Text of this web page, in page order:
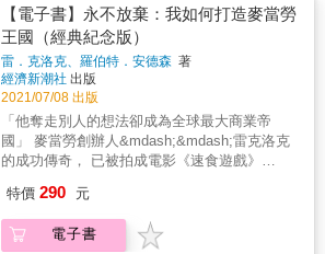
鍵點，將會面臨維持現狀或擴大規模的問題。
若企業無法順利完成交班，必然面臨衰敗的風
險。可於本書17間企業中，看見對產業定位、
關鍵技術資源，以及培養資深經理人等個別方
針。 本書一一分析中小企業動機、模式與困
境，無論是想創新變革，還是突破困境，這些
範例都極具參考價值，也可以提供一些中小企
業進行自我提升，並創造自我優勢以達永續經
相信有。 把麥當勞以連鎖店方式推向全世界的
雷‧克洛克，創業時已經52歲。 他原本只是一位
銷售「奶昔攪拌機」的業務員，經常往來於全
美各城市。 直到他52歲時，在洛杉磯東部看到
麥當勞兄弟所經營的速食漢堡店，驚為天人，
進而把這家店以連鎖加盟店的形式擴展到全世
界。 作者在書中詳述自己的人生、創業的起
點，以及身為一位創業者所面臨的點點滴滴，
包括創業初期的種種困難、合約的陷阱、培養
供應商和加盟業者、組織擴大的挑戰、競爭者
（麥香魚、大麥克、蘋果派）等。 本書是麥當
勞創業者雷‧克洛克（Ray Kroc）的親筆自傳，
【電子書】永不放棄：我如何打造麥當勞
王國（經典紀念版）
雷．克洛克、羅伯特．安德森 著
經濟新潮社 出版
2021/07/08 出版
「他奪走別人的想法卻成為全球最大商業帝
國」 麥當勞創辦人&mdash;&mdash;雷克洛克
的成功傳奇， 已被拍成電影《速食遊戲》
的成功傳奇 ★美國學生必讀的創業經典 ★經理
人／業務員／創業家 懷抱夢想的你 必讀好書！
UNIQLO社長柳井正、軟體銀行社長孫正義都
特價 290 元
電子書